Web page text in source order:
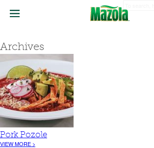
Archives
Pork Pozole
VIEW MORE >